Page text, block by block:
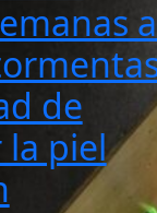
de
piel